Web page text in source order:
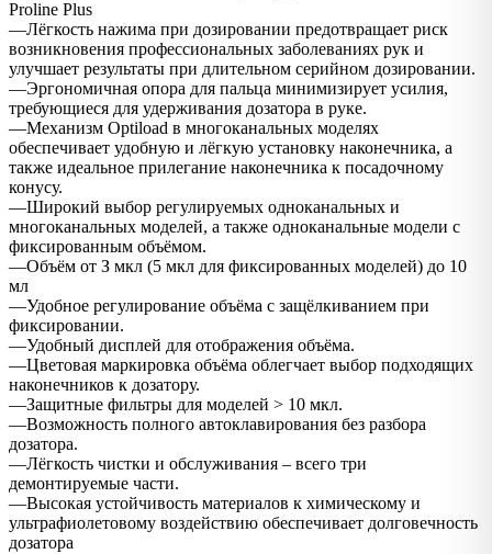
Proline Plus
––Лёгкость нажима при дозировании предотвращает риск
возникновения профессиональных заболеваниях рук и
улучшает результаты при длительном серийном дозировании.
––Эргономичная опора для пальца минимизирует усилия,
требующиеся для удерживания дозатора в руке.
––Механизм Optiload в многоканальных моделях
обеспечивает удобную и лёгкую установку наконечника, а
также идеальное прилегание наконечника к посадочному
конусу.
––Широкий выбор регулируемых одноканальных и
многоканальных моделей, а также одноканальные модели с
фиксированным объёмом.
––Объём от З мкл (5 мкл для фиксированных моделей) до 10
мл
––Удобное регулирование объёма с защёлкиванием при
фиксировании.
––Удобный дисплей для отображения объёма.
––Цветовая маркировка объёма облегчает выбор подходящих
наконечников к дозатору.
––Защитные фильтры для моделей > 10 мкл.
––Возможность полного автоклавирования без разбора
дозатора.
––Лёгкость чистки и обслуживания – всего три
демонтируемые части.
––Высокая устойчивость материалов к химическому и
ультрафиолетовому воздействию обеспечивает долговечность
дозатора